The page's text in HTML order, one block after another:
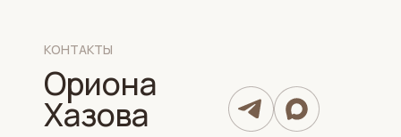
КОНТАКТЫ
Ориона
Хазова